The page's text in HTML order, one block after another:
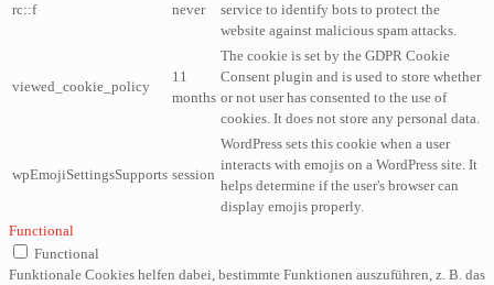
rc::f never
service to identify bots to protect the
website against malicious spam attacks.
viewed_cookie_policy
11
months
The cookie is set by the GDPR Cookie
Consent plugin and is used to store whether
or not user has consented to the use of
cookies. It does not store any personal data.
wpEmojiSettingsSupports session
WordPress sets this cookie when a user
interacts with emojis on a WordPress site. It
helps determine if the user's browser can
display emojis properly.
Functional
Functional
Funktionale Cookies helfen dabei, bestimmte Funktionen auszuführen, z. B. das